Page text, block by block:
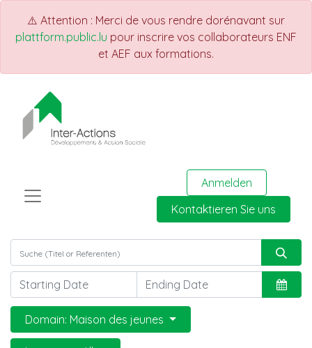
⚠️ Attention : Merci de vous rendre dorénavant sur
plattform.public.lu pour inscrire vos collaborateurs ENF
et AEF aux formations.
Anmelden
Kontaktieren Sie uns
Domain: Maison des jeunes